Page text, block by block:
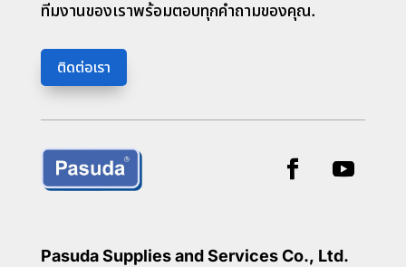
ทีมงานของเราพร้อมตอบทุกคำถามของคุณ.
ติดต่อเรา
Pasuda Supplies and Services Co., Ltd.